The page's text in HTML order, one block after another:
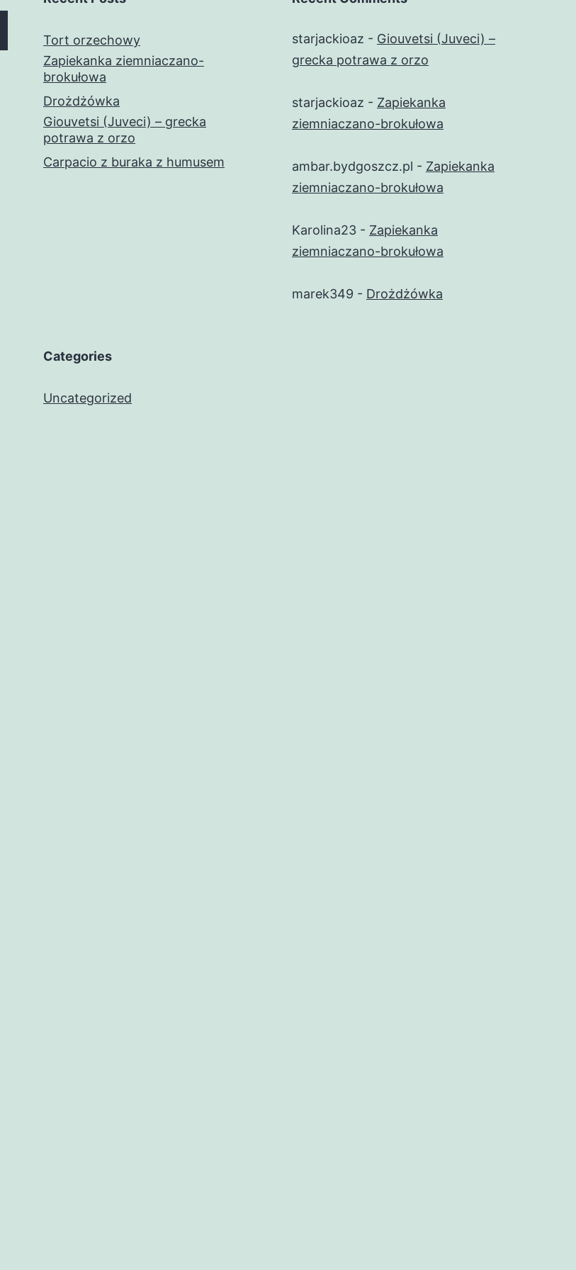
Tort orzechowy
Zapiekanka ziemniaczano-
brokułowa
Drożdżówka
Giouvetsi (Juveci) – grecka
potrawa z orzo
Carpacio z buraka z humusem
starjackioaz - Giouvetsi (Juveci) –
grecka potrawa z orzo
starjackioaz - Zapiekanka
ziemniaczano-brokułowa
ambar.bydgoszcz.pl - Zapiekanka
ziemniaczano-brokułowa
Karolina23 - Zapiekanka
ziemniaczano-brokułowa
marek349 - Drożdżówka
Categories
Uncategorized